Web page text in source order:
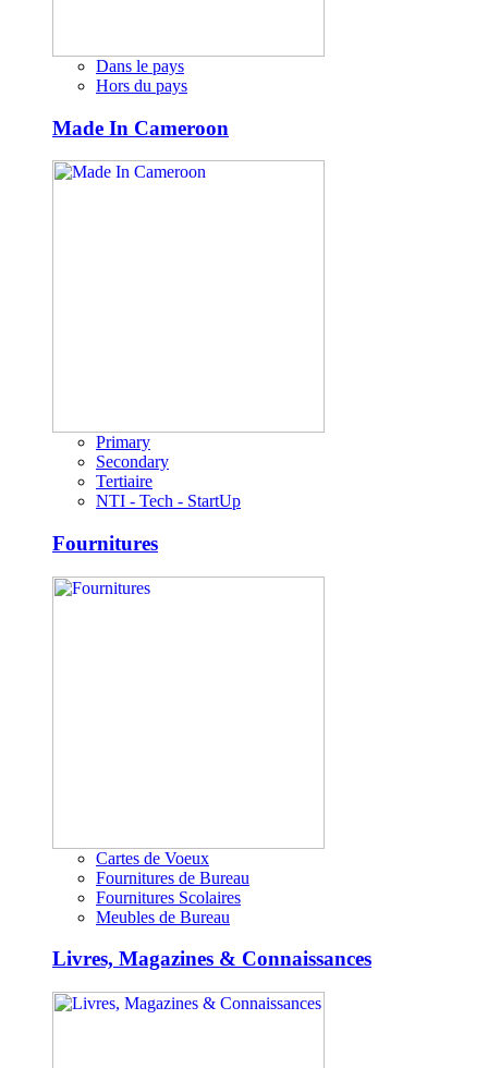
Dans le pays
Hors du pays
Made In Cameroon
Primary
Secondary
Tertiaire
NTI - Tech - StartUp
Fournitures
Cartes de Voeux
Fournitures de Bureau
Fournitures Scolaires
Meubles de Bureau
Livres, Magazines & Connaissances